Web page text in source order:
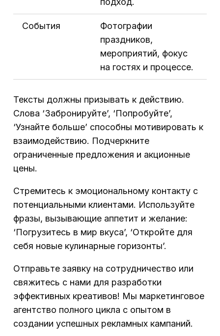
События
Фотографии
праздников,
мероприятий, фокус
на гостях и процессе.
Тексты должны призывать к действию.
Слова ‘Забронируйте’, ‘Попробуйте’,
‘Узнайте больше’ способны мотивировать к
взаимодействию. Подчеркните
ограниченные предложения и акционные
цены.
Стремитесь к эмоциональному контакту с
потенциальными клиентами. Используйте
фразы, вызывающие аппетит и желание:
‘Погрузитесь в мир вкуса’, ‘Откройте для
себя новые кулинарные горизонты’.
Отправьте заявку на сотрудничество или
свяжитесь с нами для разработки
эффективных креативов! Мы маркетинговое
агентство полного цикла с опытом в
создании успешных рекламных кампаний.